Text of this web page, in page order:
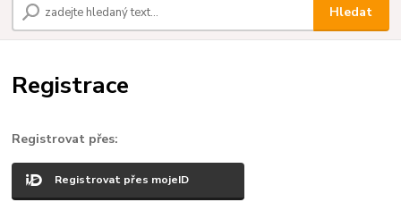
Hledat
Registrace
Registrovat přes:
Registrovat přes mojeID